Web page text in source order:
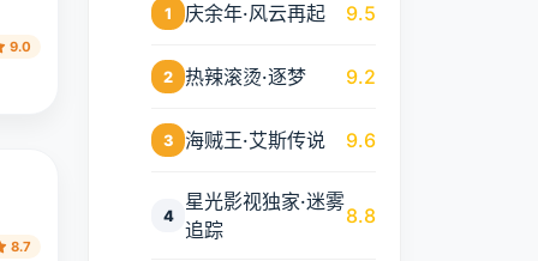
9.0
8.7
1 庆余年·风云再起 9.5
2 热辣滚烫·逐梦 9.2
3 海贼王·艾斯传说 9.6
4
星光影视独家·迷雾
追踪
8.8